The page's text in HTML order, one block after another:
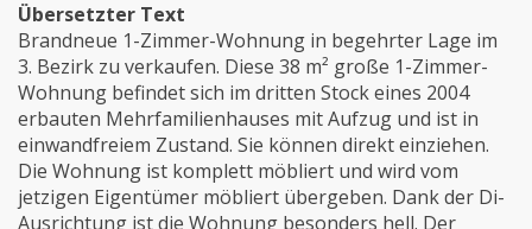
Übersetzter Text
Brandneue 1-Zimmer-Wohnung in begehrter Lage im
3. Bezirk zu verkaufen. Diese 38 m² große 1-Zimmer-
Wohnung befindet sich im dritten Stock eines 2004
erbauten Mehrfamilienhauses mit Aufzug und ist in
einwandfreiem Zustand. Sie können direkt einziehen.
Die Wohnung ist komplett möbliert und wird vom
jetzigen Eigentümer möbliert übergeben. Dank der Di-
Ausrichtung ist die Wohnung besonders hell. Der